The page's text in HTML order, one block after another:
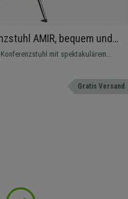
AMIR, bequem und
stapelbar, Farbe Grün
mit spektakulärem
verschiedenen Farben und
erhältlich. Platzsparend, da stapelbar.
Gestalten von Wartezimmern oder
Gratis Versand